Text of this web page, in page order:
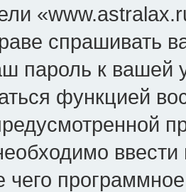
спрашивать
пароль к вашей
функцией
чего